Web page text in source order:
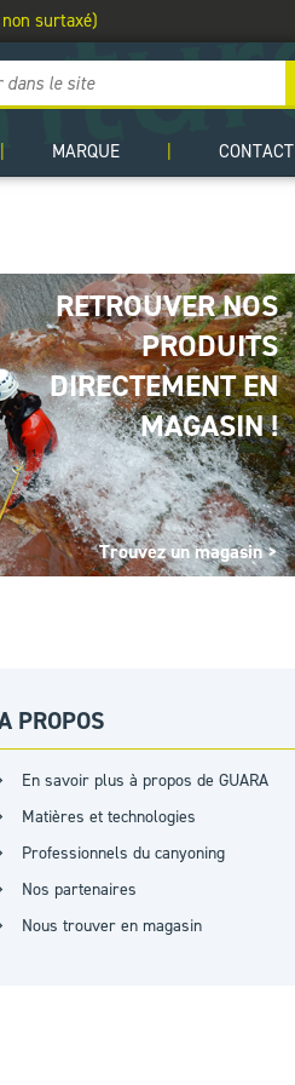
surtaxé)
MARQUE CONTACT
RETROUVER NOS
PRODUITS
DIRECTEMENT EN
MAGASIN !
Trouvez un magasin >
PROPOS
En savoir plus à propos de GUARA
Matières et technologies
Professionnels du canyoning
Nos partenaires
Nous trouver en magasin